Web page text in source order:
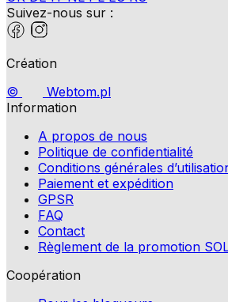
Suivez-nous sur :
Création
©
Webtom.pl
Information
A propos de nous
Politique de confidentialité
Conditions générales
Paiement et expédition
GPSR
FAQ
Contact
Règlement de la promotion
Coopération